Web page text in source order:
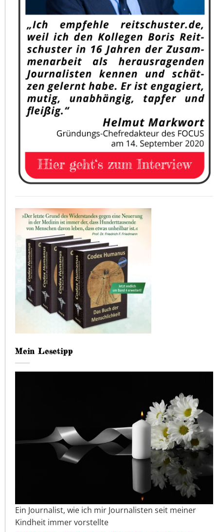
Mein Lesetipp
Ein Journalist, wie ich mir Journalisten seit meiner
Kindheit immer vorstellte